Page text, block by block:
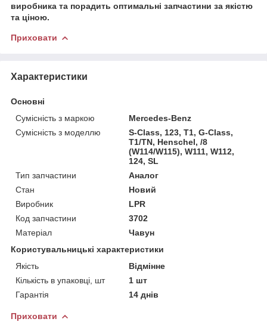
виробника та порадить оптимальні запчастини за якістю
та ціною.
Приховати
Характеристики
Основні
Сумісність з маркою
Mercedes-Benz
Сумісність з моделлю
S-Class, 123, T1, G-Class,
T1/TN, Henschel, /8
(W114/W115), W111, W112,
124, SL
Тип запчастини
Аналог
Стан
Новий
Виробник
LPR
Код запчастини
3702
Матеріал
Чавун
Користувальницькі характеристики
Якість
Відмінне
Кількість в упаковці, шт
1 шт
Гарантія
14 днів
Приховати